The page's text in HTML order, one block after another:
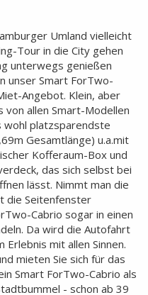
Umland vielleicht
Tour in die City gehen
unterwegs genießen
unser Smart ForTwo-
Angebot. Klein, aber
allen Smart-Modellen
platzsparendste
Gesamtlänge) u.a.mit
Kofferaum-Box und
das sich selbst bei
lässt. Nimmt man die
die Seitenfenster
Cabrio sogar in einen
Da wird die Autofahrt
mit allen Sinnen.
mieten Sie sich für das
Smart ForTwo-Cabrio als
- schon ab 39